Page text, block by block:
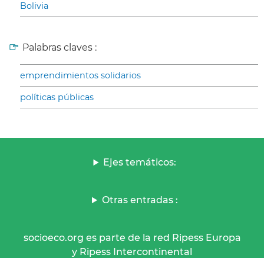
Bolivia
Palabras claves :
emprendimientos solidarios
políticas públicas
Ejes temáticos:
Otras entradas :
socioeco.org es parte de la red Ripess Europa
y Ripess Intercontinental